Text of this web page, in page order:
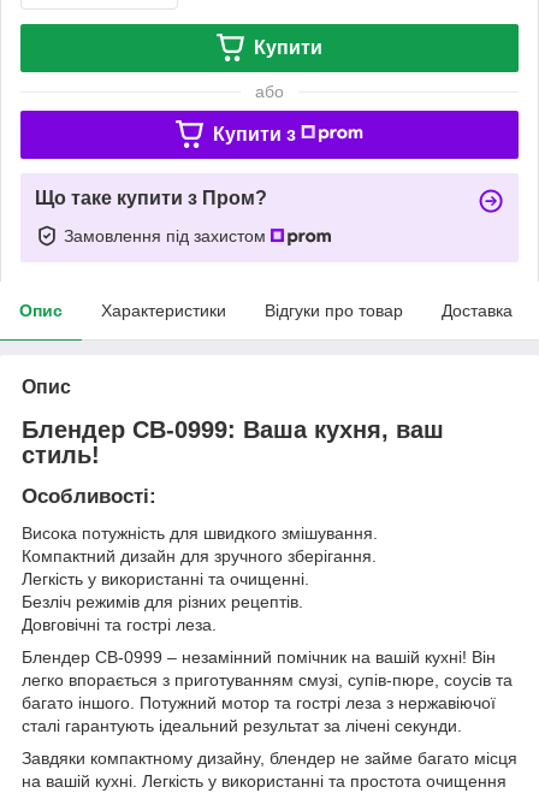
Купити
або
Купити з
Що таке купити з Пром?
Замовлення під захистом
Опис Характеристики Відгуки про товар Доставка
Опис
Блендер СВ-0999: Ваша кухня, ваш
стиль!
Особливості:
Висока потужність для швидкого змішування.
Компактний дизайн для зручного зберігання.
Легкість у використанні та очищенні.
Безліч режимів для різних рецептів.
Довговічні та гострі леза.
Блендер СВ-0999 – незамінний помічник на вашій кухні! Він
легко впорається з приготуванням смузі, супів-пюре, соусів та
багато іншого. Потужний мотор та гострі леза з нержавіючої
сталі гарантують ідеальний результат за лічені секунди.
Завдяки компактному дизайну, блендер не займе багато місця
на вашій кухні. Легкість у використанні та простота очищення